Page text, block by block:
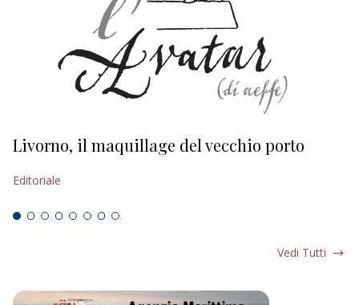
Livorno, il maquillage del vecchio porto
Editoriale
Vedi Tutti